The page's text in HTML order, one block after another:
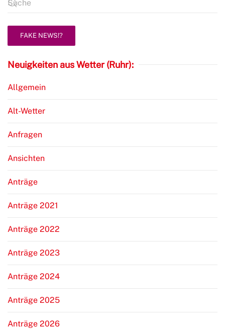
FAKE NEWS!?
Neuigkeiten aus Wetter (Ruhr):
Allgemein
Alt-Wetter
Anfragen
Ansichten
Anträge
Anträge 2021
Anträge 2022
Anträge 2023
Anträge 2024
Anträge 2025
Anträge 2026